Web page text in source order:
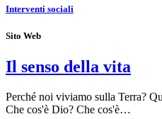
Interventi sociali
Sito Web
Il senso della vita
Perché noi viviamo sulla Terra?
Che cos'è Dio? Che cos'è…